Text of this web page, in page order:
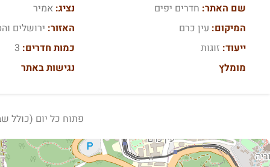
שם האתר: חדרים יפים נציג: אמיר
המיקום: עין כרם האזור: ירושלים
ייעוד: זוגות כמות חדרים: 3
מומלץ
נגישות באתר
פתוח כל יום (כולל שבת) 24